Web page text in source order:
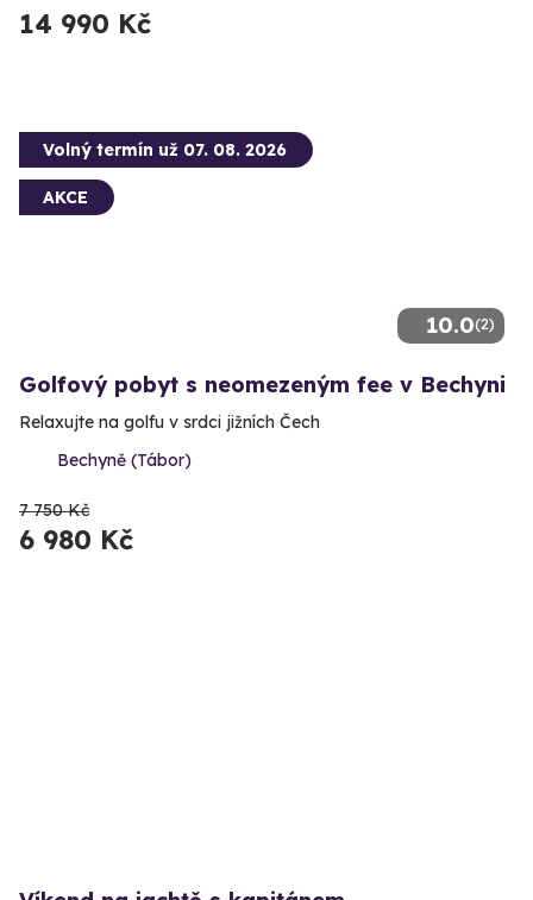
14 990 Kč
10.0(2)
Volný termín už 07. 08. 2026
AKCE
Golfový pobyt s neomezeným fee v Bechyni
Relaxujte na golfu v srdci jižních Čech
Bechyně (Tábor)
7 750 Kč
6 980 Kč